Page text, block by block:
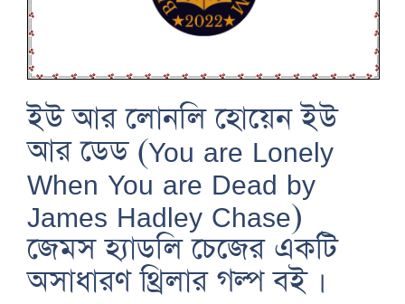
ইউ আর লোনলি হোয়েন ইউ
আর ডেড (You are Lonely
When You are Dead by
James Hadley Chase)
জেমস হ্যাডলি চেজের একটি
অসাধারণ থ্রিলার গল্প বই ।